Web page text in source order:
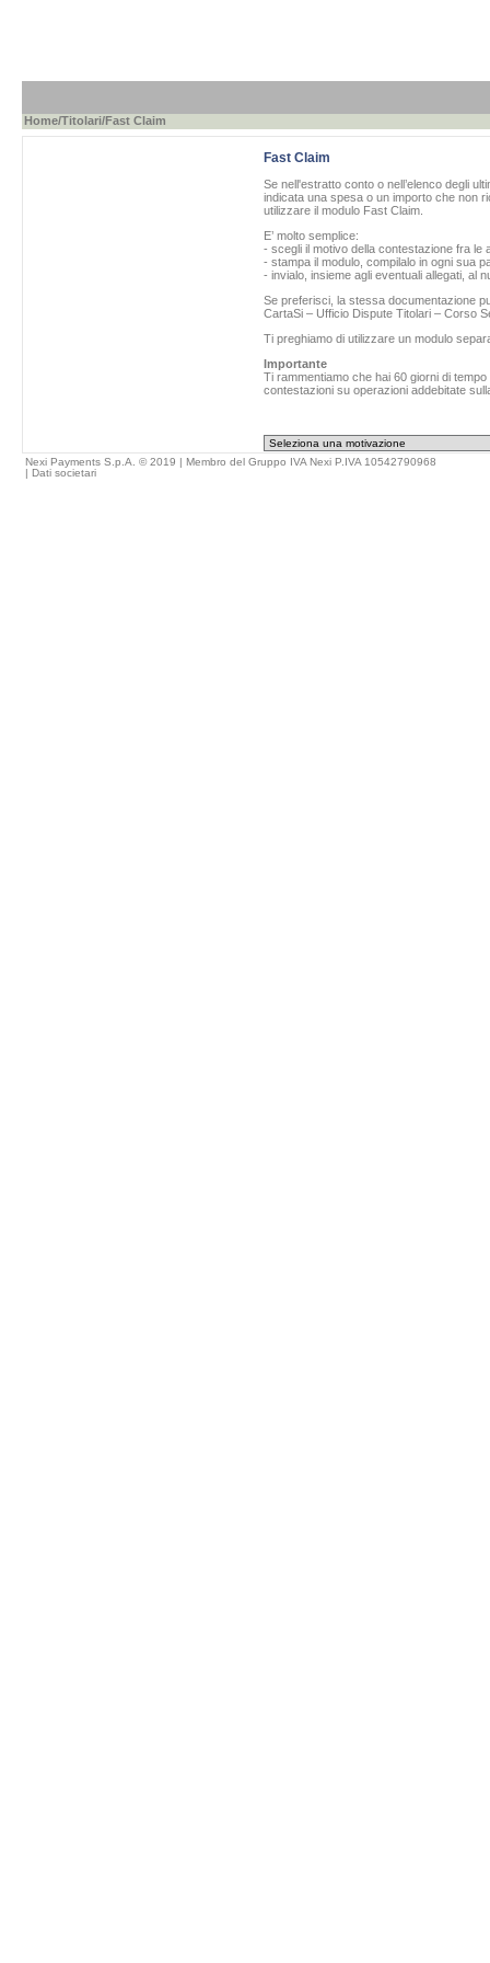
Home/Titolari/Fast Claim
Fast Claim
Se nell'estratto conto o nell’elenco degli
indicata una spesa o un importo che non
utilizzare il modulo Fast Claim.
E’ molto semplice:
- scegli il motivo della contestazione fra le
- stampa il modulo, compilalo in ogni sua
- invialo, insieme agli eventuali allegati, al
Se preferisci, la stessa documentazione
CartaSi – Ufficio Dispute Titolari – Corso
Ti preghiamo di utilizzare un modulo
Importante
Ti rammentiamo che hai 60 giorni di
contestazioni su operazioni addebitate
Nexi Payments S.p.A. © 2019 | Membro del Gruppo IVA Nexi P.IVA 10542790968
| Dati societari